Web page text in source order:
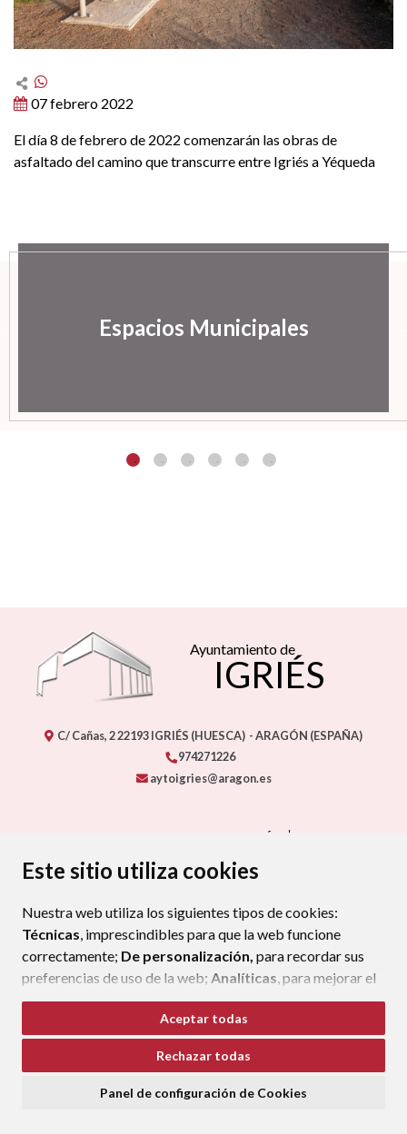
Este sitio utiliza cookies
Nuestra web utiliza los siguientes tipos de cookies:
Técnicas, imprescindibles para que la web funcione
correctamente; De personalización, para recordar sus
preferencias de uso de la web; Analíticas, para mejorar el
funcionamiento de la web y sus servicios.
Si acepta pulsando el botón“Aceptar todas”
consideramos que acepta su uso. Si pulsa el botón
ninguna acción, se guardarán las cookies técnicas
Aceptar todas
Rechazar todas
Panel de configuración de Cookies
07 febrero 2022
El día 8 de febrero de 2022 comenzarán las obras de
asfaltado del camino que transcurre entre Igriés a Yéqueda
Espacios Municipales
Ayuntamiento de
IGRIÉS
C/ Cañas, 222193IGRIÉS (HUESCA) - ARAGÓN (ESPAÑA)
974271226
aytoigries@aragon.es
CONTACTO - AYUNTAMIENTO DE IGRIÉS
AVISO LEGAL
PROTECCIÓN DE DATOS
POLÍTICA DE COOKIES